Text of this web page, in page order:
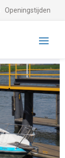
Openingstijden